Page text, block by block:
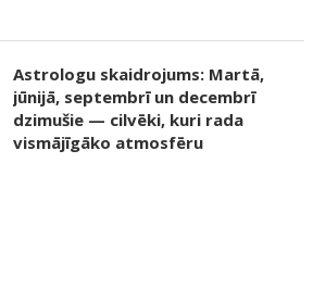
Astrologu skaidrojums: Martā,
jūnijā, septembrī un decembrī
dzimušie — cilvēki, kuri rada
vismājīgāko atmosfēru